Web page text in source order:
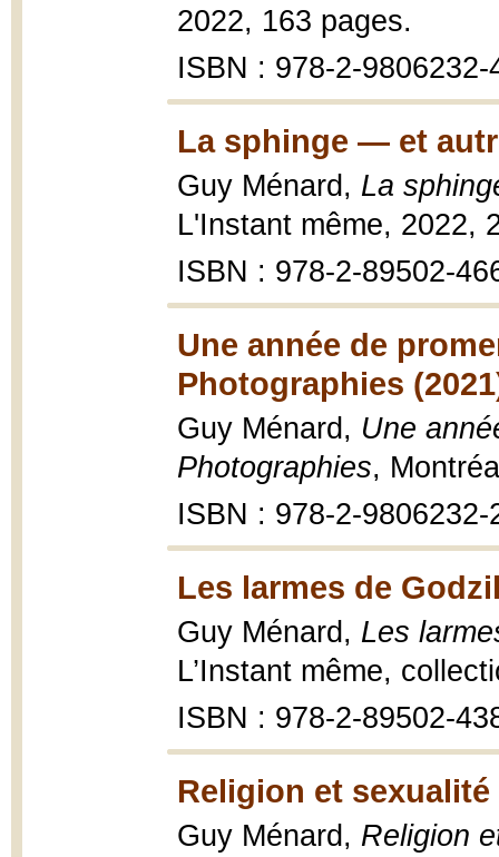
2022, 163 pages.
ISBN : 978-2-9806232-
La sphinge — et
Guy Ménard, La
L'Instant même, 2022,
ISBN : 978-2-89502-
Une année de
Photographies
Guy Ménard, Une
Photographies,
ISBN : 978-2-9806232-
Les larmes de
Guy Ménard, Les
L’Instant même,
ISBN : 978-2-89502-
Religion et sexualité
Guy Ménard, Religion